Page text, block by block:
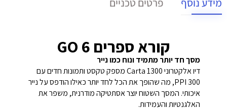
מידע נוסף פרטים טכניים
קורא ספרים GO 6
מסך חד יותר מתמיד ונוח כמו נייר
דיו אלקטרוני Carta 1300 מספק טקסט ותמונות חדים עם
300 PPI, מה שהופך את הכל לחד יותר כאילו הודפס על נייר
איכותי. המסך השטוח יוצר אסתטיקה מודרנית, משפר את
האלגנטיות והעמידות.